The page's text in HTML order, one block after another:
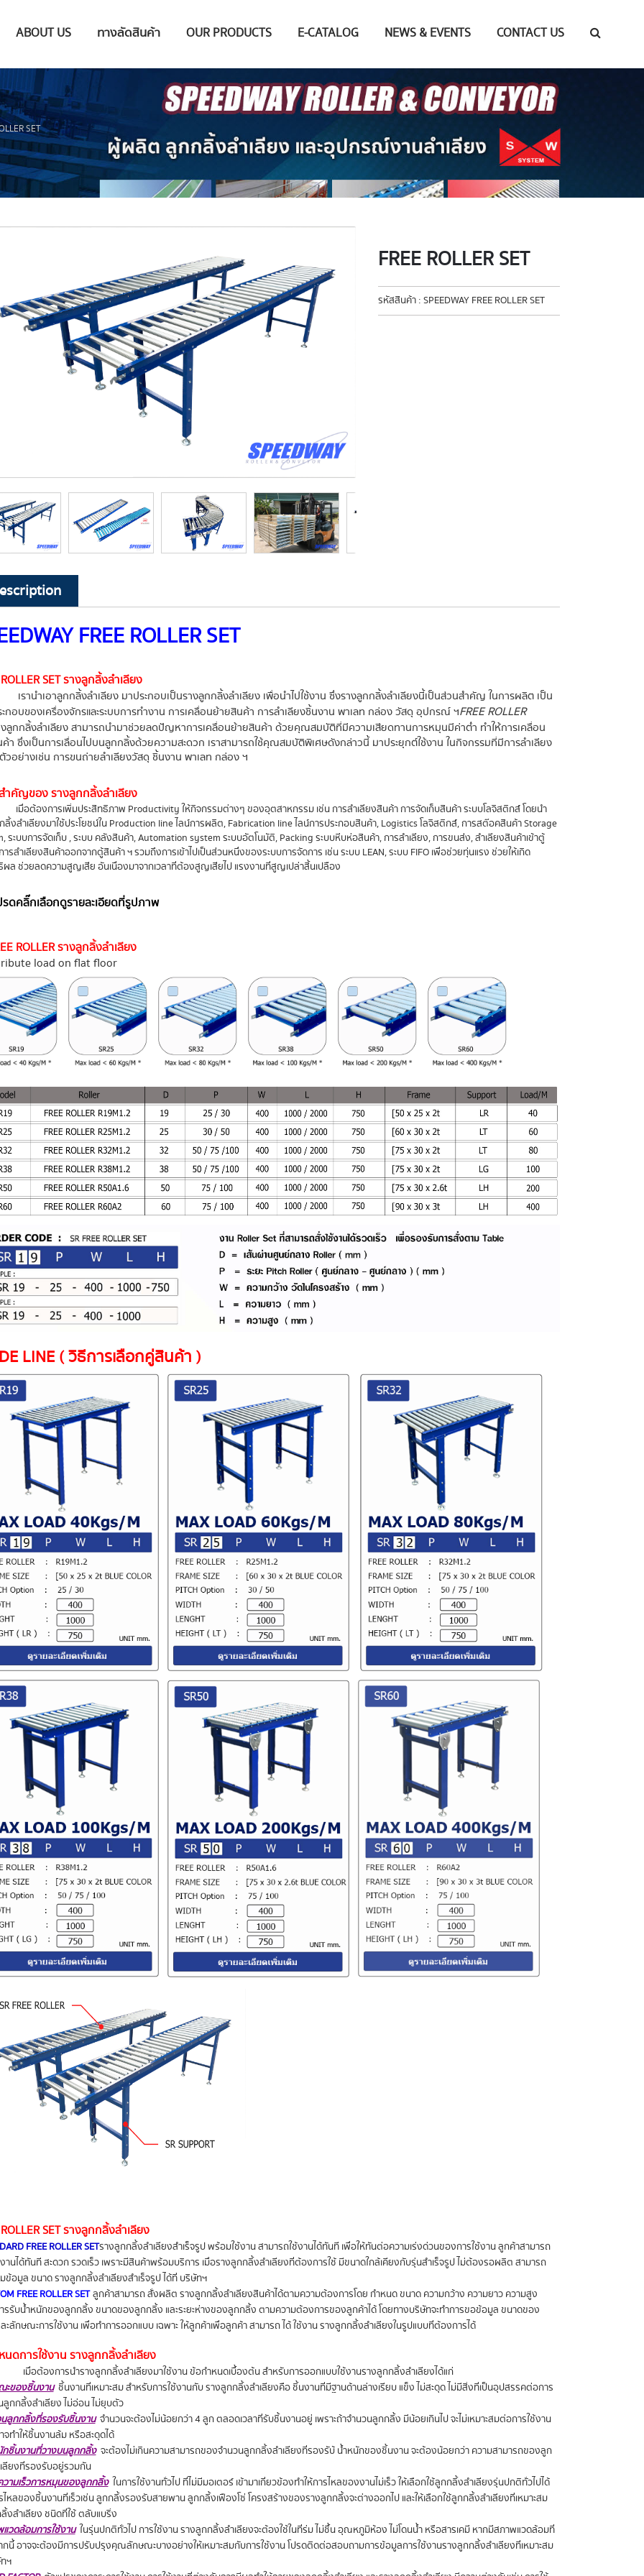
ABOUT US ทางลัดสินค้า OUR PRODUCTS E-CATALOG NEWS & EVENTS CONTACT US
SET
FREE ROLLER SET
รหัสสินค้า : SPEEDWAY FREE ROLLER SET
FREE ROLLER SET
SET รางลูกลิ้งลำเลียง
เรานำเอาลูกกลิ้งลำเลียง มาประกอบเป็นรางลูกกลิ้งลำเลียง เพื่อนำไปใช้งาน ซึ่งรางลูกกลิ้งลำเลียงนี้เป็นส่วนสำคัญ ในการผลิต เป็น
กอบของเครื่องจักรและระบบการทำงาน การเคลื่อนย้ายสินค้า การลำเลียงชิ้นงาน พาเลท กล่อง วัสดุ อุปกรณ์ ฯFREE ROLLER
ลูกกลิ้งลำเลียง สามารถนำมาช่วยลดปัญหาการเคลื่อนย้ายสินค้า ด้วยคุณสมบัติที่มีความเสียดทานการหมุนมีค่าต่ำ ทำให้การเคลื่อน
า ซึ่งเป็นการเลื่อนไปบนลูกกลิ้งด้วยความสะดวก เราสามารถใช้คุณสมบัติพิเศษดังกล่าวนี้ มาประยุกต์ใช้งาน ในกิจกรรมที่มีการลำเลียง
วอย่างเช่น การขนถ่ายลำเลียงวัสดุ ชิ้นงาน พาเลท กล่อง ฯ
ำคัญของ รางลูกกลิ้งลำเลียง
เมื่อต้องการเพิ่มประสิทธิภาพ Productivity ให้กิจกรรมต่างๆ ของอุตสาหกรรม เช่น การลำเลียงสินค้า การจัดเก็บสินค้า ระบบโลจิสติกส์ โดยนำ
ลิ้งลำเลียงมาใช้ประโยชน์ใน Production line ไลน์การผลิต, Fabrication line ไลน์การประกอบสินค้า, Logistics โลจิสติกส์, การสต๊อคสินค้า Storage
ระบบการจัดเก็บ , ระบบ คลังสินค้า, Automation system ระบบอัตโนมัติ, Packing ระบบหีบห่อสินค้า, การลำเลียง, การขนส่ง, ลำเลียงสินค้าเข้าตู้
รลำเลียงสินค้าออกจากตู้สินค้า ฯ รวมถึงการเข้าไปเป็นส่วนหนึ่งของระบบการจัดการ เช่น ระบบ LEAN, ระบบ FIFO เพื่อช่วยทุ่นแรง ช่วยให้เกิด
ผล ช่วยลดความสูญเสีย อันเนื่องมาจากเวลาที่ต้องสูญเสียไป แรงงานที่สูญเปล่าสิ้นเปลือง
รดคลิ๊กเลือกดูรายละเอียดที่รูปภาพ
ROLLER รางลูกลิ้งลำเลียง
load on flat floor
LINE ( วิธีการเลือกคู่สินค้า )
SET รางลูกกลิ้งลำเลียง
FREE ROLLER SETรางลูกกลิ้งลำเลียงสำเร็จรูป พร้อมใช้งาน สามารถใช้งานได้ทันที เพื่อให้ทันต่อความเร่งด่วนของการใช้งาน ลูกค้าสามารถ
านได้ทันที สะดวก รวดเร็ว เพราะมีสินค้าพร้อมบริการ เมื่อรางลูกกลิ้งลำเลียงที่ต้องการใช้ มีขนาดใกล้เคียงกับรุ่นสำเร็จรูป ไม่ต้องรอผลิต สามารถ
ข้อมูล ขนาด รางลูกกลิ้งลำเลียงสำเร็จรูป ได้ที่ บริษัทฯ
FREE ROLLER SET ลูกค้าสามารถ สั่งผลิต รางลูกกลิ้งลำเลียงสินค้าได้ตามความต้องการโดย กำหนด ขนาด ความกว้าง ความยาว ความสูง
รรับน้ำหนักของลูกกลิ้ง ขนาดของลูกกลิ้ง และระยะห่างของลูกกลิ้ง ตามความต้องการของลูกค้าได้ โดยทางบริษัทจะทำการขอข้อมูล ขนาดของ
ะลักษณะการใช้งาน เพื่อทำการออกแบบ เฉพาะ ให้ลูกค้าเพื่อลูกค้า สามารถ ได้ ใช้งาน รางลูกกลิ้งลำเลียงในรูปแบบที่ต้องการได้
นดการใช้งาน รางลูกกลิ้งลำเลียง
เมื่อต้องการนำรางลูกกลิ้งลำเลียงมาใช้งาน ข้อกำหนดเบื้องต้น สำหรับการออกแบบใช้งานรางลูกกลิ้งลำเลียงได้แก่
ะของชิ้นงานชิ้นงานที่เหมาะสม สำหรับการใช้งานกับ รางลูกกลิ้งลำเลียงคือ ชิ้นงานที่มีฐานด้านล่างเรียบ แข็ง ไม่สะดุด ไม่มีสิ่งที่เป็นอุปสรรคต่อการ
ลูกกลิ้งลำเลียง ไม่อ่อน ไม่ยุบตัว
ลูกกลิ้งที่รองรับชิ้นงานจำนวนจะต้องไม่น้อยกว่า 4 ลูก ตลอดเวลาที่รับชิ้นงานอยู่ เพราะถ้าจำนวนลูกกลิ้ง มีน้อยเกินไป จะไม่เหมาะสมต่อการใช้งาน
จทำให้ชิ้นงานล้ม หรือสะดุดได้
ชิ้นงานที่วางบนลูกกลิ้งจะต้องไม่เกินความสามารถของจำนวนลูกกลิ้งลำเลียงที่รองรับ้ น้ำหนักของชิ้นงาน จะต้องน้อยกว่า ความสามารถของลูก
ลียงที่รองรับอยู่รวมกัน
ามเร็วการหมุนของลูกกลิ้งในการใช้งานทั่วไป ที่ไม่มีมอเตอร์ เข้ามาเกี่ยวข้องทำให้การไหลของงานไม่เร็ว ให้เลือกใช้ลูกกลิ้งลำเลียงรุ่นปกติทั่วไปได้
ไหลของชิ้นงานที่เร็วเช่น ลูกกลิ้งรองรับสายพาน ลูกกลิ้งเฟืองโซ่ โครงสร้างของรางลูกกลิ้งจะต่างออกไป และให้เลือกใช้ลูกกลิ้งลำเลียงที่เหมาะสม
งลำเลียง ชนิดที่ใช้ ตลับแบริ่ง
วดล้อมการใช้งานในรุ่นปกติทั่วไป การใช้งาน รางลูกกลิ้งลำเลียงจะต้องใช้ในที่ร่ม ไม่ชื้น อุณหภูมิห้อง ไม่โดนน้ำ หรือสารเคมี หากมีสภาพแวดล้อมที่
กนี้ อาจจะต้องมีการปรับปรุงคุณลักษณะบางอย่างให้เหมาะสมกับการใช้งาน โปรดติดต่อสอบถามการข้อมูลการใช้งานรางลูกกลิ้งลำเลียงที่เหมาะสม
ฯ